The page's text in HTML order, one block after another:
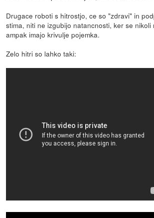
Drugace roboti s hitrostjo, ce so "zdravi" in
stima, niti ne izgubijo natancnosti, ker se nikoli
ampak imajo krivulje pojemka.
Zelo hitri so lahko taki: